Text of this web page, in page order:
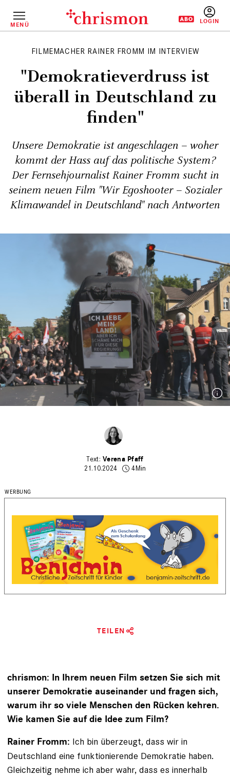
InhaltMENÜ
FILMEMACHER RAINER FROMM IM INTERVIEW
"Demokratieverdruss ist
überall in Deutschland zu
finden"
Unsere Demokratie ist angeschlagen – woher
kommt der Hass auf das politische System?
Der Fernsehjournalist Rainer Fromm sucht in
seinem neuen Film "Wir Egoshooter – Sozialer
Klimawandel in Deutschland" nach Antworten
Verena Pfaff
21.10.2024
4Min
TEILEN
chrismon: In Ihrem neuen Film setzen Sie sich mit
unserer Demokratie auseinander und fragen sich,
warum ihr so viele Menschen den Rücken kehren.
Wie kamen Sie auf die Idee zum Film?
Rainer Fromm: Ich bin überzeugt, dass wir in
Deutschland eine funktionierende Demokratie haben.
Gleichzeitig nehme ich aber wahr, dass es innerhalb